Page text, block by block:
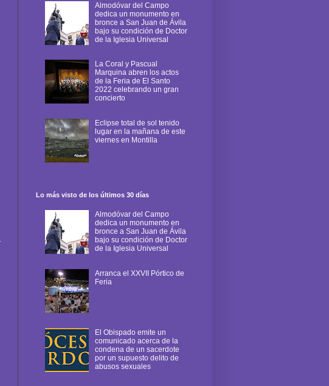
Almodóvar del Campo
dedica un monumento en
bronce a San Juan de Ávila
bajo su condición de Doctor
de la Iglesia Universal
La Coral y Pascual
Marquina abren los actos
de la Feria de El Santo
2022 celebrando un gran
concierto
Eclipse total de sol tenido
lugar en la mañana de este
viernes en Montilla
Lo más visto de los últimos 30 días
Almodóvar del Campo
dedica un monumento en
bronce a San Juan de Ávila
bajo su condición de Doctor
de la Iglesia Universal
Arranca el XXVII Pórtico de
Feria
El Obispado emite un
comunicado acerca de la
condena de un sacerdote
por un supuesto delito de
abusos sexuales